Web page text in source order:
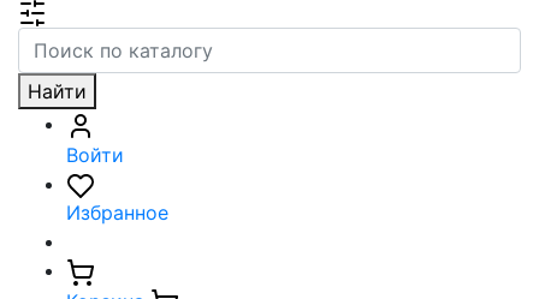
Найти
Войти
Избранное